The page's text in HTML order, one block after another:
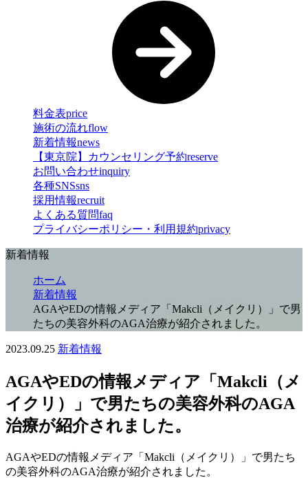
料金表price
施術の流れflow
新着情報news
【東京院】カウンセリング予約reserve
お問い合わせinquiry
各種SNSsns
採用情報recruit
よくある質問faq
プライバシーポリシー・利用規約privacy
新着情報
ホーム
新着情報
AGAやEDの情報メディア「Makcli（メイクリ）」で男
たちの美容外科のAGA治療が紹介されました。
2023.09.25 新着情報
AGAやEDの情報メディア「Makcli（メ
イクリ）」で男たちの美容外科のAGA
治療が紹介されました。
AGAやEDの情報メディア「Makcli（メイクリ）」で男たち
の美容外科のAGA治療が紹介されました。